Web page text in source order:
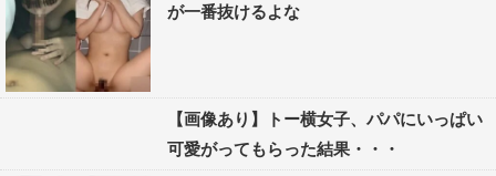
が一番抜けるよな
【画像あり】トー横女子、パパにいっぱい
可愛がってもらった結果・・・